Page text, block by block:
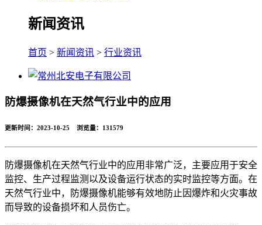
新闻资讯
首页 > 新闻资讯 > 行业资讯
防爆摄像机在天然气行业中的应用
更新时间：2023-10-25 浏览量： 131579
防爆摄像机在天然气行业中的应用非常广泛，主要应用于安全
监控、生产过程监测以及设备运行状态的实时监控等方面。在
天然气行业中，防爆摄像机能够有效地防止因爆炸和火灾事故
而导致的设备损坏和人员伤亡。